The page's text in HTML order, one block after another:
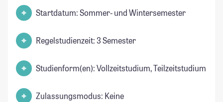
Startdatum: Sommer- und Wintersemester
Regelstudienzeit: 3 Semester
Studienform(en): Vollzeitstudium, Teilzeitstudium
Zulassungsmodus: Keine